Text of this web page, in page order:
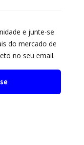
e junte-se
do mercado de
no seu email.